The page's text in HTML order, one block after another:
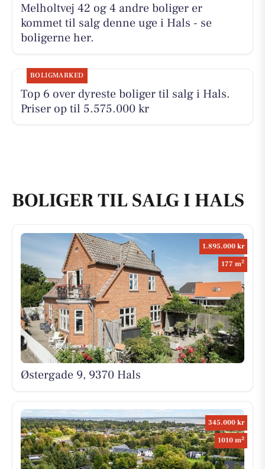
Melholtvej 42 og 4 andre boliger er
kommet til salg denne uge i Hals - se
boligerne her.
BOLIGMARKED
Top 6 over dyreste boliger til salg i Hals.
Priser op til 5.575.000 kr
BOLIGER TIL SALG I HALS
1.895.000 kr
177 m2
Østergade 9, 9370 Hals
345.000 kr
1010 m2